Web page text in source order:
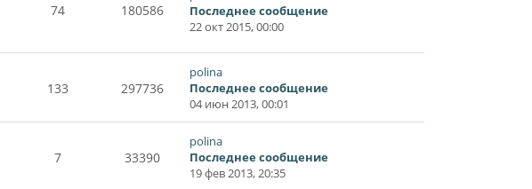
74 180586
Последнее сообщение
22 окт 2015, 00:00
133 297736
polina
Последнее сообщение
04 июн 2013, 00:01
7 33390
polina
Последнее сообщение
19 фев 2013, 20:35